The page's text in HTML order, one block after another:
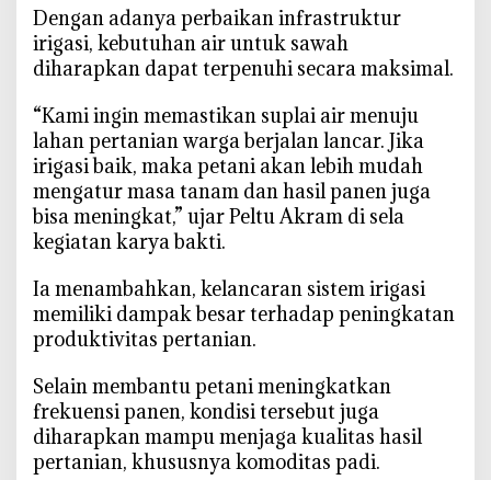
e
t
i
a
t
i
h
K
i
n
L
e
b
i
‎Dengan adanya perbaikan infrastruktur
irigasi, kebutuhan air untuk sawah
diharapkan dapat terpenuhi secara maksimal.
‎“Kami ingin memastikan suplai air menuju
lahan pertanian warga berjalan lancar. Jika
irigasi baik, maka petani akan lebih mudah
mengatur masa tanam dan hasil panen juga
bisa meningkat,” ujar Peltu Akram di sela
kegiatan karya bakti.
‎Ia menambahkan, kelancaran sistem irigasi
memiliki dampak besar terhadap peningkatan
produktivitas pertanian.
‎Selain membantu petani meningkatkan
frekuensi panen, kondisi tersebut juga
diharapkan mampu menjaga kualitas hasil
pertanian, khususnya komoditas padi.